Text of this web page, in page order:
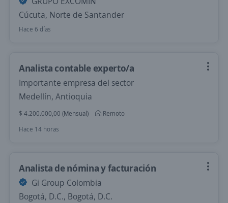
Cúcuta, Norte de Santander
Hace 6 días
Analista contable experto/a
Importante empresa del sector
Medellín, Antioquia
$ 4.200.000,00 (Mensual)
Remoto
Hace 14 horas
Analista de nómina y facturación
Gi Group Colombia
Bogotá, D.C., Bogotá, D.C.